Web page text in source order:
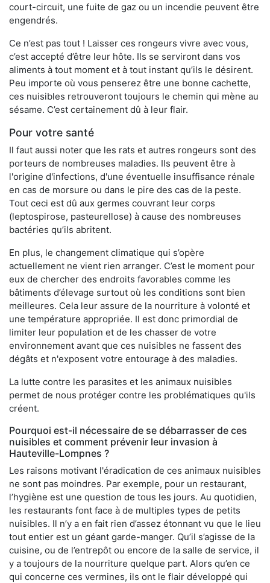
court-circuit, une fuite de gaz ou un incendie peuvent être
engendrés.
Ce n’est pas tout ! Laisser ces rongeurs vivre avec vous,
c’est accepté d’être leur hôte. Ils se serviront dans vos
aliments à tout moment et à tout instant qu’ils le désirent.
Peu importe où vous penserez être une bonne cachette,
ces nuisibles retrouveront toujours le chemin qui mène au
sésame. C’est certainement dû à leur flair.
Pour votre santé
Il faut aussi noter que les rats et autres rongeurs sont des
porteurs de nombreuses maladies. Ils peuvent être à
l'origine d'infections, d'une éventuelle insuffisance rénale
en cas de morsure ou dans le pire des cas de la peste.
Tout ceci est dû aux germes couvrant leur corps
(leptospirose, pasteurellose) à cause des nombreuses
bactéries qu’ils abritent.
En plus, le changement climatique qui s’opère
actuellement ne vient rien arranger. C’est le moment pour
eux de chercher des endroits favorables comme les
bâtiments d’élevage surtout où les conditions sont bien
meilleures. Cela leur assure de la nourriture à volonté et
une température appropriée. Il est donc primordial de
limiter leur population et de les chasser de votre
environnement avant que ces nuisibles ne fassent des
dégâts et n'exposent votre entourage à des maladies.
La lutte contre les parasites et les animaux nuisibles
permet de nous protéger contre les problématiques qu'ils
créent.
Pourquoi est-il nécessaire de se débarrasser de ces
nuisibles et comment prévenir leur invasion à
Hauteville-Lompnes ?
Les raisons motivant l'éradication de ces animaux nuisibles
ne sont pas moindres. Par exemple, pour un restaurant,
l’hygiène est une question de tous les jours. Au quotidien,
les restaurants font face à de multiples types de petits
nuisibles. Il n’y a en fait rien d’assez étonnant vu que le lieu
tout entier est un géant garde-manger. Qu’il s’agisse de la
cuisine, ou de l’entrepôt ou encore de la salle de service, il
y a toujours de la nourriture quelque part. Alors qu’en ce
qui concerne ces vermines, ils ont le flair développé qui